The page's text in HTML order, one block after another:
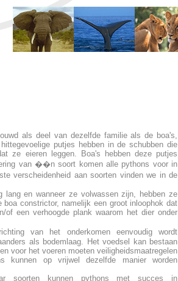
als deel van dezelfde familie als de boa's,
putjes hebben in de schubben die
ze eieren leggen. Boa's hebben deze putjes
van ��n soort komen alle pythons voor in
verscheidenheid aan soorten vinden we in de
lang en wanneer ze volwassen zijn, hebben ze
constrictor, namelijk een groot inloophok dat
een verhoogde plank waarom het dier onder
van het onderkomen eenvoudig wordt
als bodemlaag. Het voedsel kan bestaan
voor het voeren moeten veiligheidsmaatregelen
kunnen op vrijwel dezelfde manier worden
soorten kunnen pythons met succes in